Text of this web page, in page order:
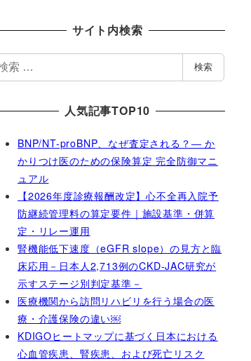
サイト内検索
検索
人気記事TOP10
BNP/NT-proBNP、なぜ査定される？― か
かりつけ医のための保険算定 完全防御マニ
ュアル
【2026年度診療報酬改定】心不全再入院予
防継続管理料の算定要件｜施設基準・併算
定・リレー運用
腎機能低下速度（eGFR slope）の見方と臨
床応用－日本人2,713例のCKD-JAC研究が
示すステージ別判定基準－
医療機関から訪問リハビリを行う場合の医
療・介護保険の違い￼
KDIGOヒートマップに基づく日本における
心血管疾患、腎疾患、および死亡リスク